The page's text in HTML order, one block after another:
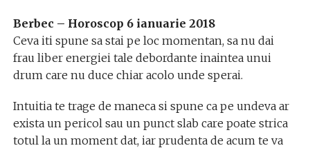
Berbec – Horoscop 6 ianuarie 2018
Ceva iti spune sa stai pe loc momentan, sa nu dai
frau liber energiei tale debordante inaintea unui
drum care nu duce chiar acolo unde sperai.
Intuitia te trage de maneca si spune ca pe undeva ar
exista un pericol sau un punct slab care poate strica
totul la un moment dat, iar prudenta de acum te va